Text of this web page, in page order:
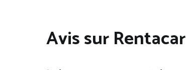
l’article
Avis sur Rentacar